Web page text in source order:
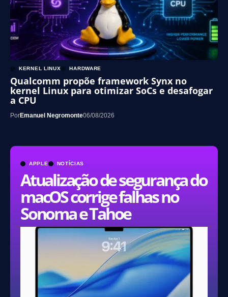
APPLE NOTÍCIAS
Atualização de segurança do
macOS corrige falhas no
Sonoma e Tahoe
KERNEL LINUX HARDWARE
Qualcomm propõe framework Synx no
kernel Linux para otimizar SoCs e desafogar
a CPU
PorEmanuel Negromonte06/08/2026